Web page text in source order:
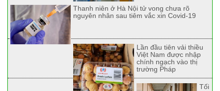
Thanh niên ở Hà Nội tử vong chưa rõ
nguyên nhân sau tiêm vắc xin Covid-19
Lần đầu tiên vải thiều
Việt Nam được nhập
chính ngạch vào thị
trường Pháp
Tối